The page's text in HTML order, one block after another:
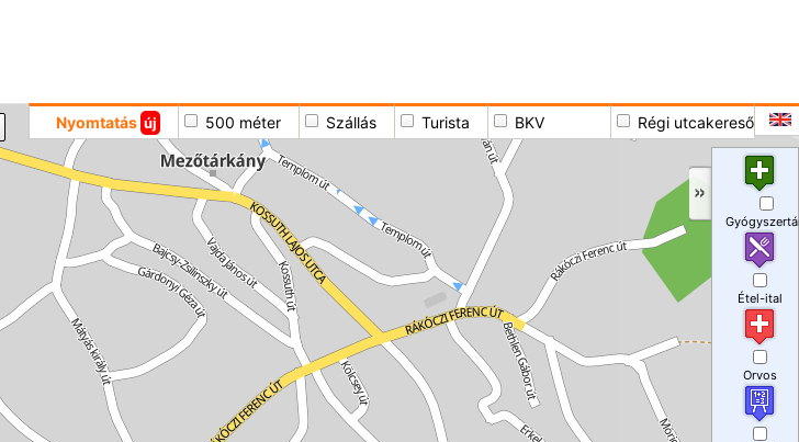
Nyomtatás új 500 méter Szállás Turista BKV Régi utcakereső
Étel-ital
Orvos